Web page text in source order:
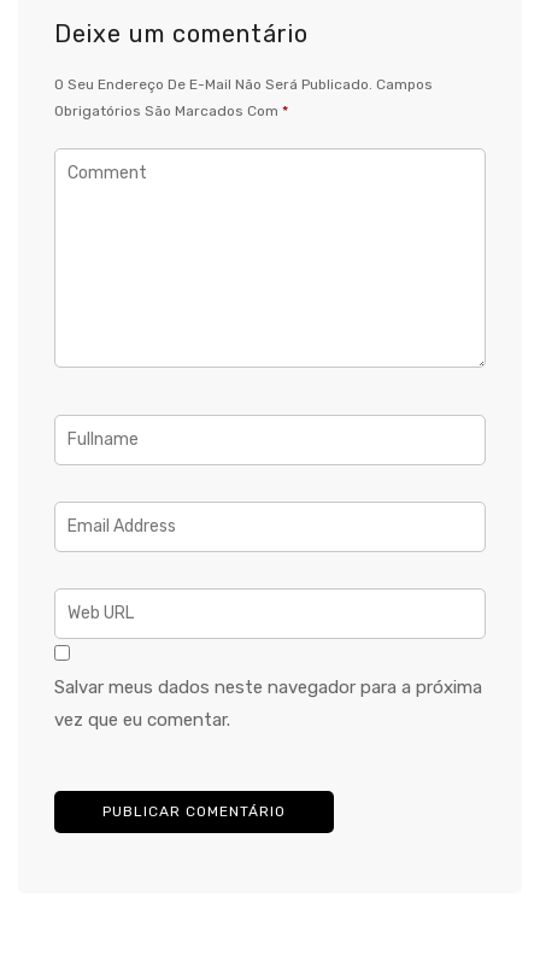
Deixe um comentário
O Seu Endereço De E-Mail Não Será Publicado. Campos
Obrigatórios São Marcados Com *
Salvar meus dados neste navegador para a próxima
vez que eu comentar.